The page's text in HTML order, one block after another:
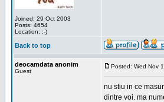
Joined: 29 Oct 2003
Posts: 4654
Location: :-)
Back to top
deocamdata anonim
Guest
Posted: Wed Nov
nu stiu in ce
dintre voi. ma